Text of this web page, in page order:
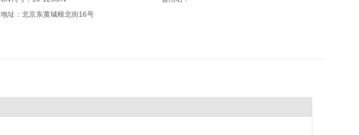
地址：北京东黄城根北街16号